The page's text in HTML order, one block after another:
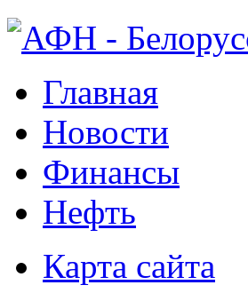
Главная
Новости
Финансы
Нефть
Карта сайта